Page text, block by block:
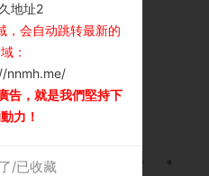
地址2
会自动跳转最新的
：
nnmh.me/
告，就是我們堅持下
力！
/已收藏